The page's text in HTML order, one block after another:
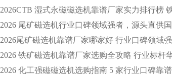
2026 化工强磁磁选机选购指南 5 家行业口碑靠